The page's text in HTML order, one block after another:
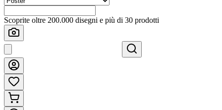
Scoprite oltre 200.000 disegni e più di 30 prodotti